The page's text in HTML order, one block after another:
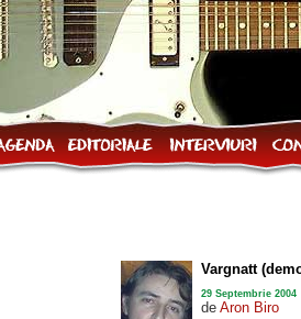
Vargnatt
29 Septembrie 2004
de Aron Biro